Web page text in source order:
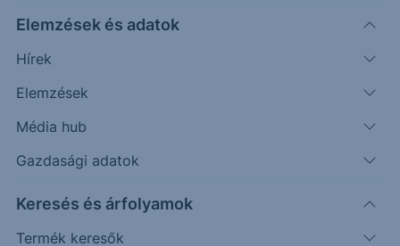
Elemzések és adatok
Hírek
Elemzések
Média hub
Gazdasági adatok
Keresés és árfolyamok
Termék keresők
Erste Bank Protect Express One
Star EU Tech EUR 25-28
ISIN: AT0000A3NJV4
Termék működését szemléltető grafikon